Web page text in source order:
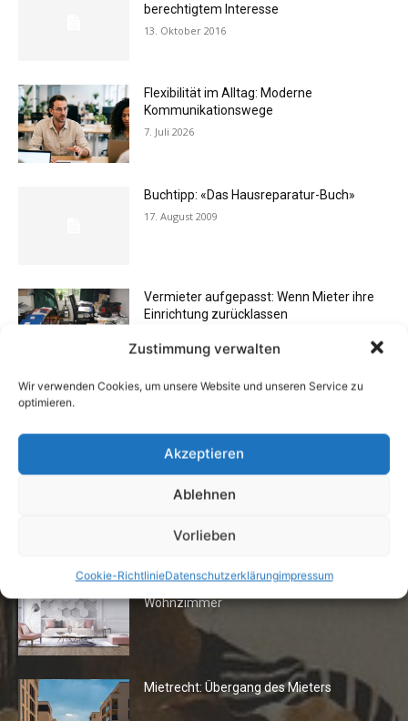
Zustimmung verwalten
Wir verwenden Cookies, um unsere Website und unseren Service zu
optimieren.
Akzeptieren
Ablehnen
Vorlieben
Cookie-RichtlinieDatenschutzerklärungimpressum
berechtigtem Interesse
13. Oktober 2016
Flexibilität im Alltag: Moderne
Kommunikationswege
7. Juli 2026
Buchtipp: «Das Hausreparatur-Buch»
17. August 2009
Vermieter aufgepasst: Wenn Mieter ihre
Einrichtung zurücklassen
Fototapeten: Neuer Look fürs
Wohnzimmer
Mietrecht: Übergang des Mieters